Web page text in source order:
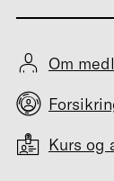
Om
Kurs og